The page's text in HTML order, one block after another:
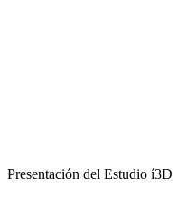
Presentación del Estudio í3D